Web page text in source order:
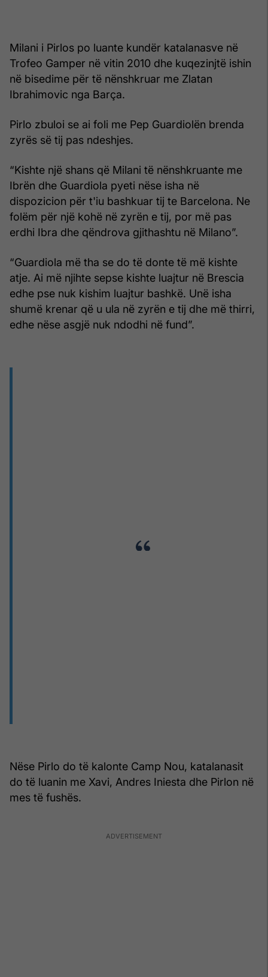
Milani i Pirlos po luante kundër katalanasve në
Trofeo Gamper në vitin 2010 dhe kuqezinjtë ishin
në bisedime për të nënshkruar me Zlatan
Ibrahimovic nga Barça.
Pirlo zbuloi se ai foli me Pep Guardiolën brenda
zyrës së tij pas ndeshjes.
“Kishte një shans që Milani të nënshkruante me
Ibrën dhe Guardiola pyeti nëse isha në
dispozicion për t'iu bashkuar tij te Barcelona. Ne
folëm për një kohë në zyrën e tij, por më pas
erdhi Ibra dhe qëndrova gjithashtu në Milano”.
“Guardiola më tha se do të donte të më kishte
atje. Ai më njihte sepse kishte luajtur në Brescia
edhe pse nuk kishim luajtur bashkë. Unë isha
shumë krenar që u ula në zyrën e tij dhe më thirri,
edhe nëse asgjë nuk ndodhi në fund”.
Nëse Pirlo do të kalonte Camp Nou, katalanasit
do të luanin me Xavi, Andres Iniesta dhe Pirlon në
mes të fushës.